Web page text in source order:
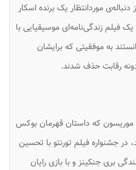
موردانتظار یک برنده اسکار
فیلم زندگی‌نامه‌ای موسیقیایی با
به موفقیتی که برایشان
رقابت حذف شدند.
موریسون که داستان قهرمان بوکس
در جشنواره فیلم تورنتو با تحسین
بری جنکینز و با بازی رایان